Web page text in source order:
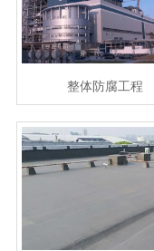
整体防腐工程